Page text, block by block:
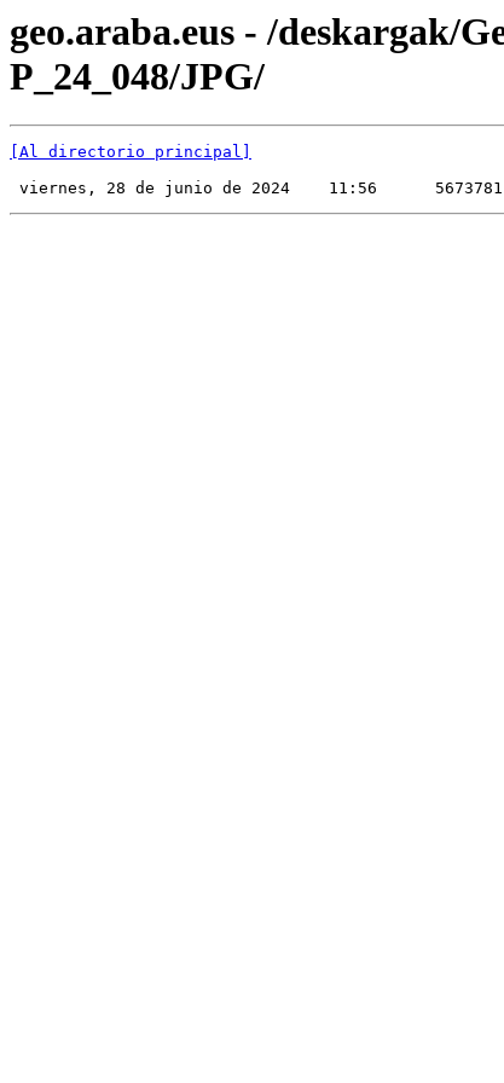
geo.araba.eus - /deskargak/
P_24_048/JPG/
[Al directorio principal]
viernes, 28 de junio de 2024    11:56      5673781